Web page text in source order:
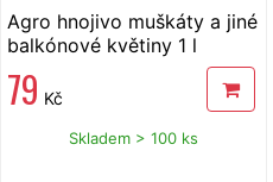
Agro hnojivo muškáty a jiné
balkónové květiny 1 l
79 Kč
Skladem > 100 ks